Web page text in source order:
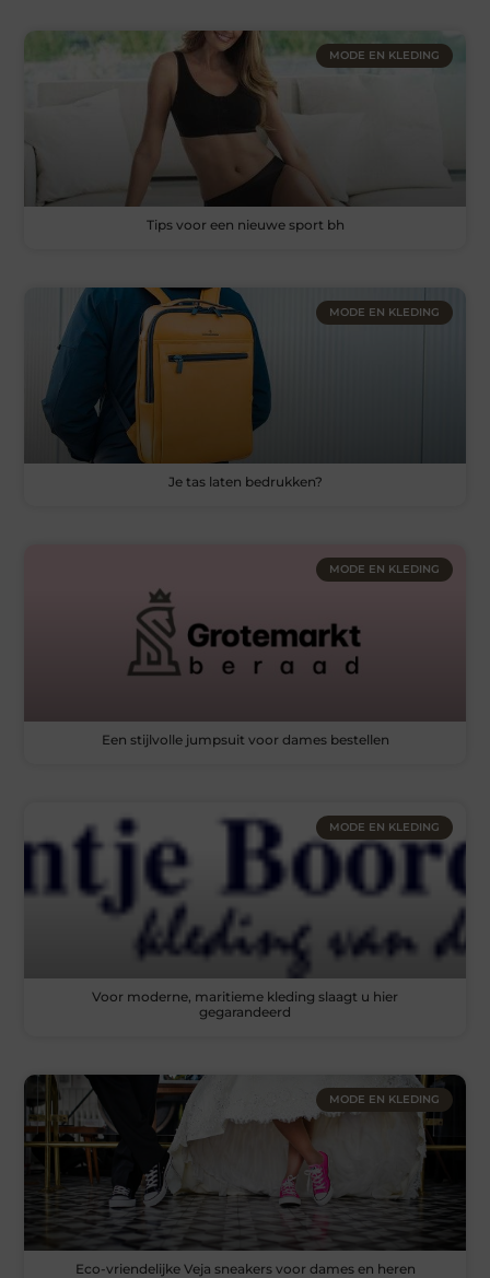
MODE EN KLEDING
Tips voor een nieuwe sport bh
MODE EN KLEDING
Je tas laten bedrukken?
MODE EN KLEDING
Een stijlvolle jumpsuit voor dames bestellen
MODE EN KLEDING
Voor moderne, maritieme kleding slaagt u hier
gegarandeerd
MODE EN KLEDING
Eco-vriendelijke Veja sneakers voor dames en heren